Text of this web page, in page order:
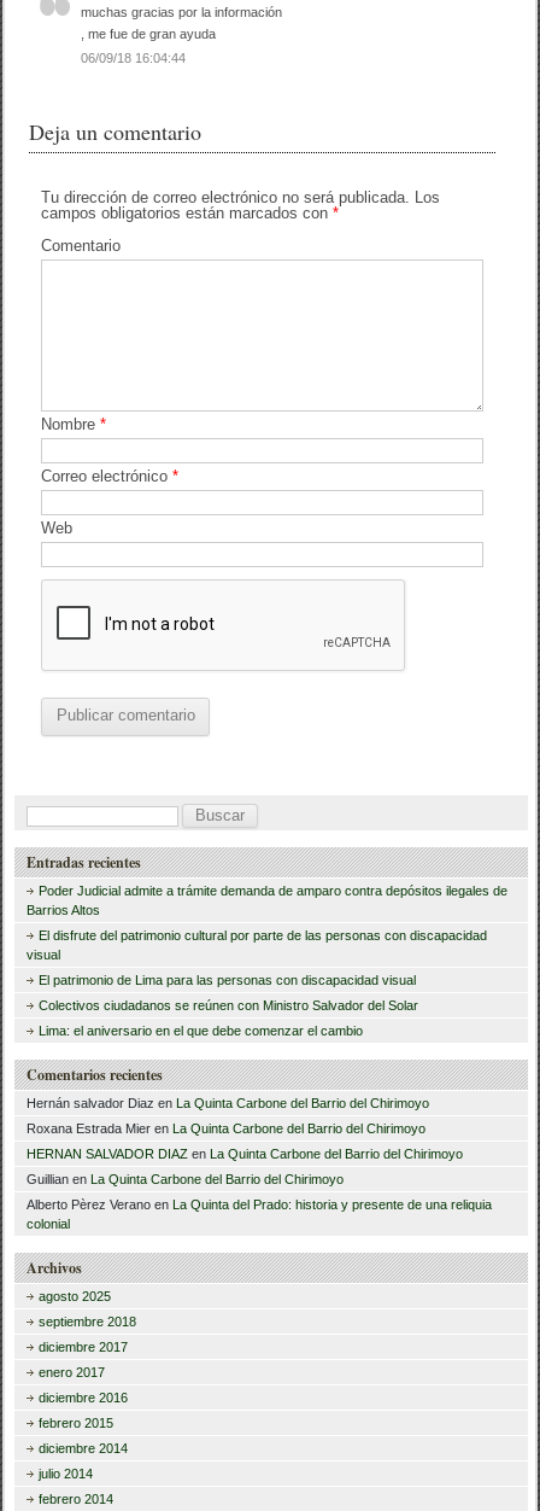
muchas gracias por la información
, me fue de gran ayuda
06/09/18 16:04:44
Deja un comentario
Tu dirección de correo electrónico no será publicada. Los
campos obligatorios están marcados con*
Comentario
Nombre*
Correo electrónico*
Web
B
u
s
c
a
r
:
Entradas recientes
Poder Judicial admite a trámite demanda de amparo contra depósitos ilegales de
Barrios Altos
El disfrute del patrimonio cultural por parte de las personas con discapacidad
visual
El patrimonio de Lima para las personas con discapacidad visual
Colectivos ciudadanos se reúnen con Ministro Salvador del Solar
Lima: el aniversario en el que debe comenzar el cambio
Comentarios recientes
Hernán salvador Diaz en La Quinta Carbone del Barrio del Chirimoyo
Roxana Estrada Mier en La Quinta Carbone del Barrio del Chirimoyo
HERNAN SALVADOR DIAZ en La Quinta Carbone del Barrio del Chirimoyo
Guillian en La Quinta Carbone del Barrio del Chirimoyo
Alberto Pèrez Verano en La Quinta del Prado: historia y presente de una reliquia
colonial
Archivos
agosto 2025
septiembre 2018
diciembre 2017
enero 2017
diciembre 2016
febrero 2015
diciembre 2014
julio 2014
febrero 2014